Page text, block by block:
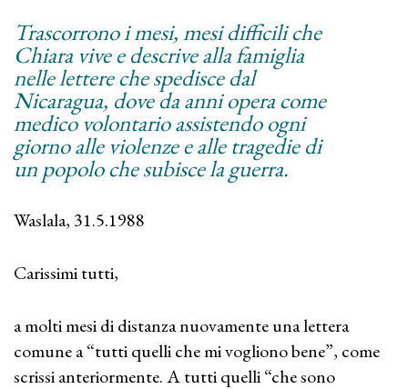
Trascorrono i mesi, mesi difficili che
Chiara vive e descrive alla famiglia
nelle lettere che spedisce dal
Nicaragua, dove da anni opera come
medico volontario assistendo ogni
giorno alle violenze e alle tragedie di
un popolo che subisce la guerra.
Waslala, 31.5.1988
Carissimi tutti,
a molti mesi di distanza nuovamente una lettera
comune a “tutti quelli che mi vogliono bene”, come
scrissi anteriormente. A tutti quelli “che sono